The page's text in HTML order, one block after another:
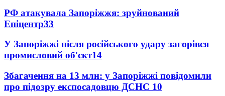
РФ атакувала Запоріжжя: зруйнований
Епіцентр33
У Запоріжжі після російського удару загорівся
промисловий об'єкт14
Збагачення на 13 млн: у Запоріжжі повідомили
про підозру експосадовцю ДСНС 10